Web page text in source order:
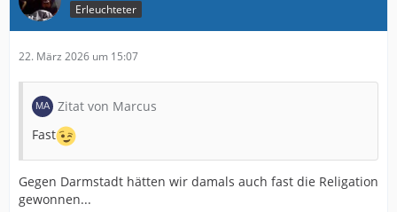
Erleuchteter
22. März 2026 um 15:07
Zitat von Marcus
Fast
Gegen Darmstadt hätten wir damals auch fast die Religation
gewonnen...